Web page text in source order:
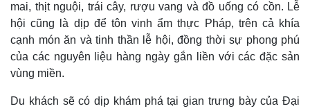
mai, thịt nguội, trái cây, rượu vang và đồ uống có cồn. Lễ
hội cũng là dịp để tôn vinh ẩm thực Pháp, trên cả khía
cạnh món ăn và tinh thần lễ hội, đồng thời sự phong phú
của các nguyên liệu hàng ngày gắn liền với các đặc sản
vùng miền.
Du khách sẽ có dịp khám phá tại gian trưng bày của Đại